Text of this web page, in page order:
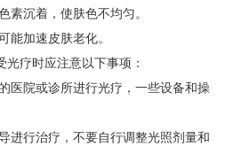
素沉着，使肤色不均匀。
能加速皮肤老化。
疗时应注意以下事项：
医院或诊所进行光疗，一些设备和操
进行治疗，不要自行调整光照剂量和